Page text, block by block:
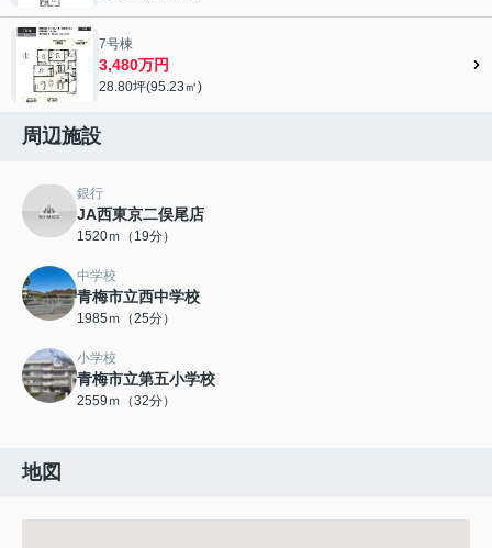
7号棟
3,480万円
28.80坪(95.23㎡)
周辺施設
銀行
JA西東京二俣尾店
1520ｍ（19分）
中学校
青梅市立西中学校
1985ｍ（25分）
小学校
青梅市立第五小学校
2559ｍ（32分）
地図